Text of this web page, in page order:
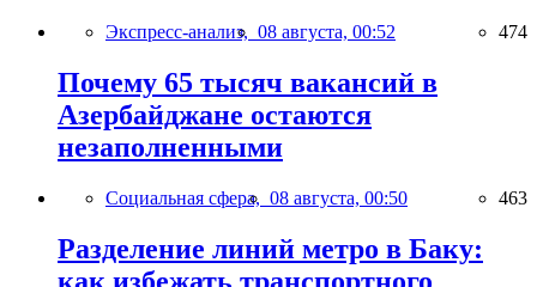
Экспресс-анализ, 08 августа, 00:52 474
Почему 65 тысяч вакансий в
Азербайджане остаются
незаполненными
Социальная сфера, 08 августа, 00:50 463
Разделение линий метро в Баку:
как избежать транспортного